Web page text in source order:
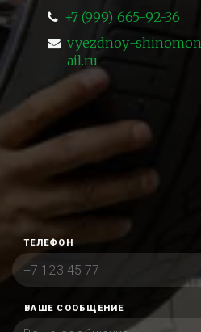
+7 (999) 665-92-36
vyezdnoy-
ail.ru
ТЕЛЕФОН
ВАШЕ СООБЩЕНИЕ